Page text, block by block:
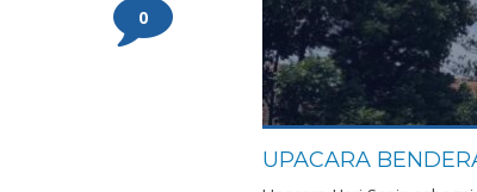
0
UPACARA